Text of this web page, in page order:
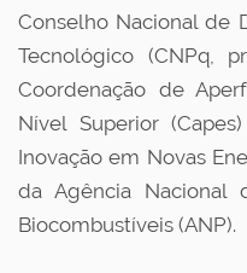
Conselho Nacional de
Tecnológico (CNPq,
Coordenação de
Nível Superior
Inovação em Novas
da Agência Nacional
Biocombustíveis (ANP).